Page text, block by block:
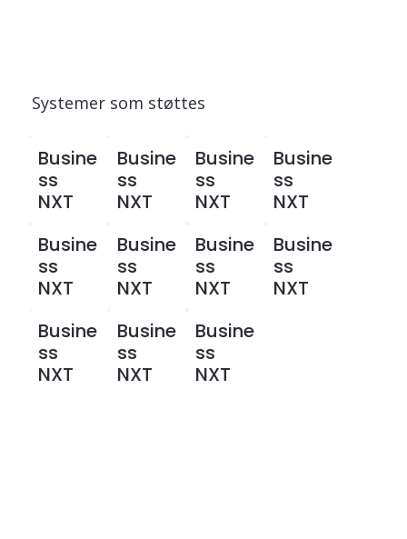
Systemer som støttes
Busine
ss
NXT
Busine
ss
NXT
Busine
ss
NXT
Busine
ss
NXT
Busine
ss
NXT
Busine
ss
NXT
Busine
ss
NXT
Busine
ss
NXT
Busine
ss
NXT
Busine
ss
NXT
Busine
ss
NXT